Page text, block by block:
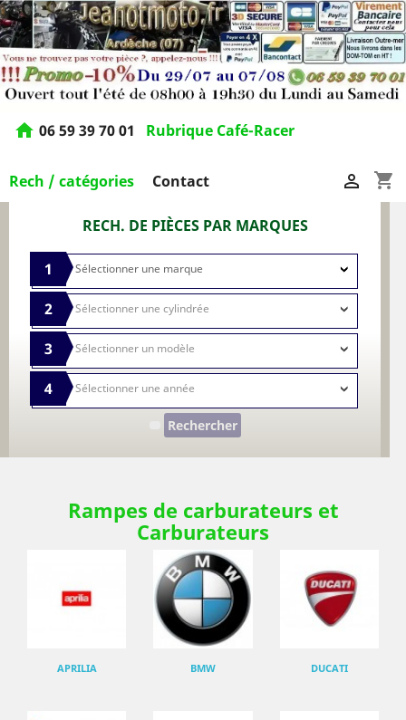
home 06 59 39 70 01 Rubrique Café-Racer
Rech / catégories Contact shopping_cart

RECH. DE PIÈCES PAR MARQUES
1
2
3
4
Rechercher
Rampes de carburateurs et
Carburateurs
APRILIA BMW DUCATI